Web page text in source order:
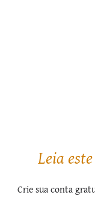
Leia
Crie sua conta